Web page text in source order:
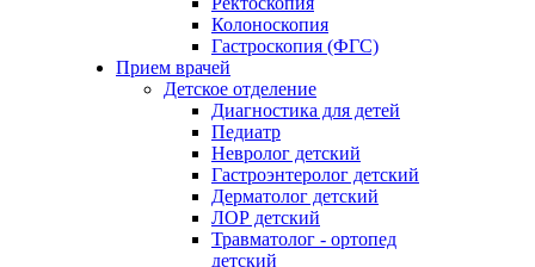
Колоноскопия
Гастроскопия (ФГС)
Прием врачей
Детское отделение
Диагностика для детей
Педиатр
Невролог детский
Гастроэнтеролог детский
Дерматолог детский
ЛОР детский
Травматолог - ортопед
детский